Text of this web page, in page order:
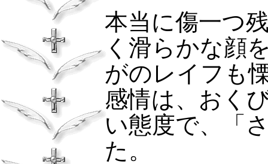
本当に傷一つ
く滑らかな顔
がのレイフも
感情は、おく
い態度で、「
た。